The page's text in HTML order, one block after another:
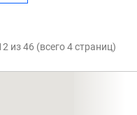
из 46 (всего 4 страниц)